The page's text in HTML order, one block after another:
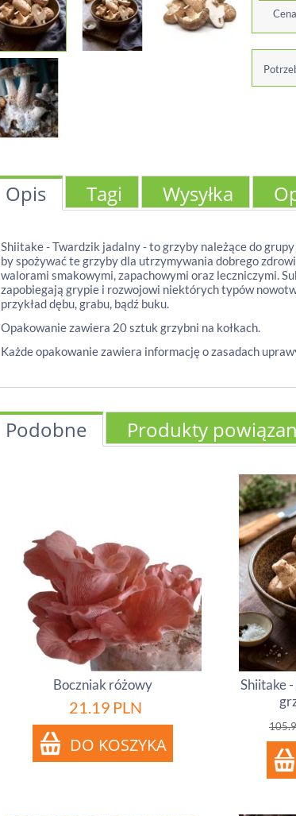
Cena
Opis Tagi Wysyłka
Shiitake - Twardzik jadalny - to grzyby należące do
by spożywać te grzyby dla utrzymywania dobrego
walorami smakowymi, zapachowymi oraz leczniczymi.
zapobiegają grypie i rozwojowi niektórych typów
przykład dębu, grabu, bądź buku.
Opakowanie zawiera 20 sztuk grzybni na kołkach.
Każde opakowanie zawiera informację o zasadach
Podobne Produkty
Boczniak różowy
21.19 PLN
Shiitake